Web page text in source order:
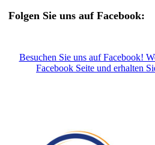
Folgen Sie uns auf Facebook:
Besuchen Sie uns auf Facebook!
Facebook Seite und erhalten